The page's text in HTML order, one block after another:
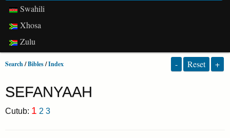
Swahili
Xhosa
Zulu
Search/Bibles/Index - Reset +
SEFANYAAH
Cutub: 1 2 3